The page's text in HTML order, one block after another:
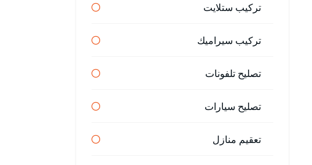
تركيب ستلايت
تركيب سيراميك
تصليح تلفونات
تصليح سيارات
تعقيم منازل